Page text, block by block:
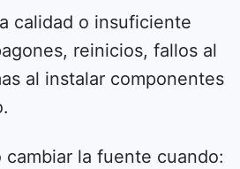
calidad o insuficiente
reinicios, fallos al
al instalar componentes
la fuente cuando: